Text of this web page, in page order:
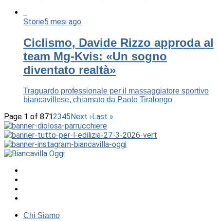
Storie5 mesi ago
Ciclismo, Davide Rizzo approda al
team Mg-Kvis: «Un sogno
diventato realtà»
Traguardo professionale per il massaggiatore sportivo
biancavillese, chiamato da Paolo Tiralongo
Page 1 of 8712345Next ›Last »
Chi Siamo